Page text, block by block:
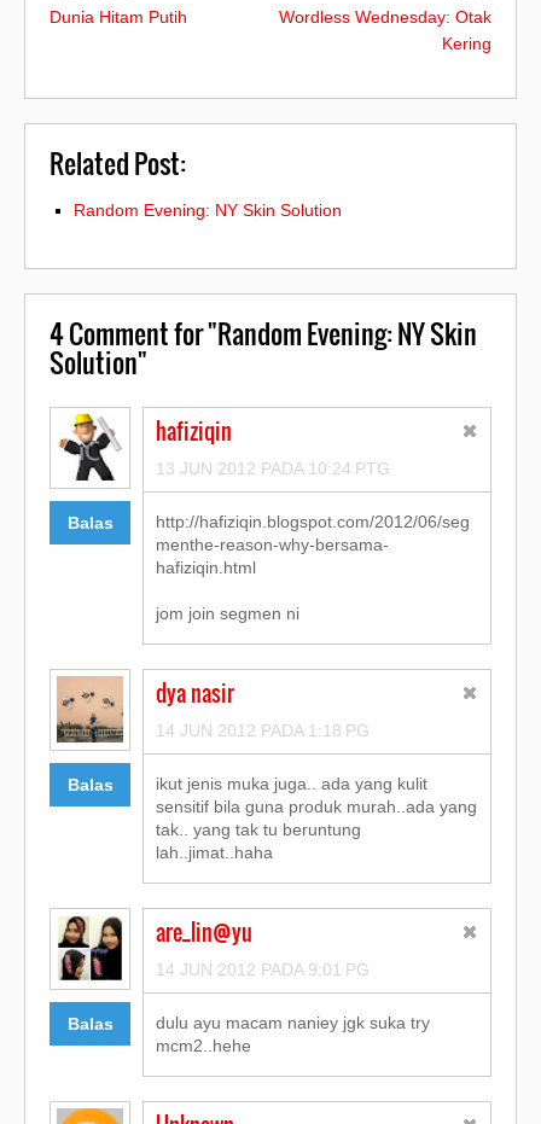
Dunia Hitam Putih
Wordless Wednesday: Otak
Kering
Related Post:
Random Evening: NY Skin Solution
4Comment for "Random Evening: NY Skin
Solution"
Balas
hafiziqin
13 JUN 2012 PADA 10:24 PTG
http://hafiziqin.blogspot.com/2012/06/seg
menthe-reason-why-bersama-
hafiziqin.html
jom join segmen ni
Balas
dya nasir
14 JUN 2012 PADA 1:18 PG
ikut jenis muka juga.. ada yang kulit
sensitif bila guna produk murah..ada yang
tak.. yang tak tu beruntung
lah..jimat..haha
Balas
are_lin@yu
14 JUN 2012 PADA 9:01 PG
dulu ayu macam naniey jgk suka try
mcm2..hehe